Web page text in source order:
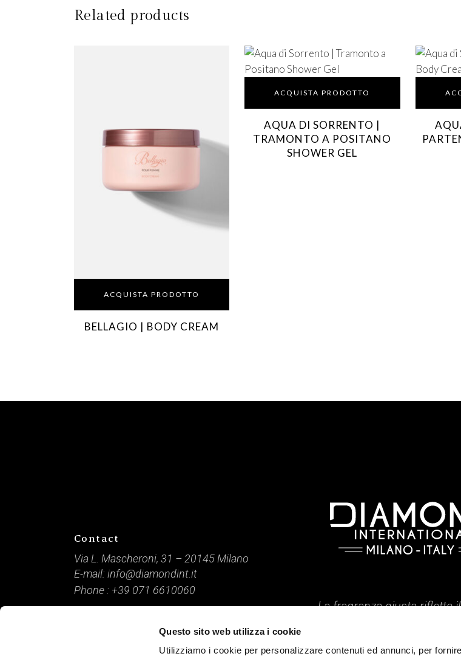
Questo sito web utilizza i cookie
Utilizziamo i cookie per personalizzare contenuti ed annunci, per
Related products
ACQUISTA PRODOTTO
BELLAGIO | BODY CREAM
ACQUISTA PRODOTTO
AQUA DI SORRENTO |
TRAMONTO A POSITANO
SHOWER GEL
Contact
Via L. Mascheroni, 31 – 20145 Milano
E-mail: info@diamondint.it
Phone : +39 071 6610060
Capitale Sociale: € 10.000 / © 2021 Tutti i diritti riservati.
www.lamponemedia.it
La fragranza giusta riflette